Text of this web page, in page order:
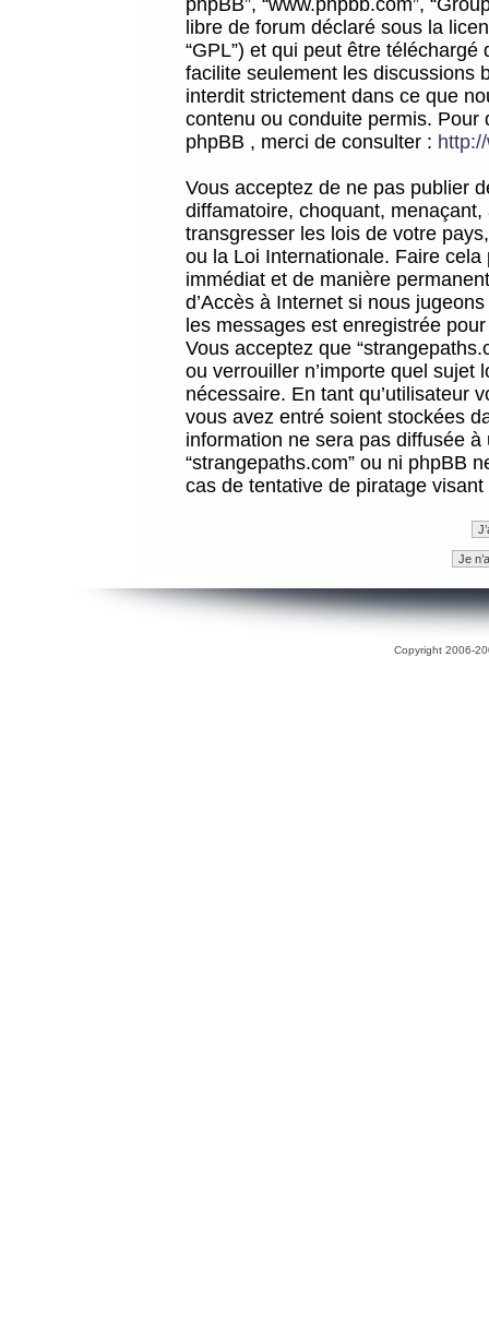
phpBB”, “www.phpbb.com”,
libre de forum déclaré sous la
“GPL”) et qui peut être téléchargé
facilite seulement les discussions
interdit strictement dans ce que
contenu ou conduite permis.
phpBB , merci de consulter :
Vous acceptez de ne pas publier
diffamatoire, choquant,
transgresser les lois de votre
ou la Loi Internationale. Faire
immédiat et de manière
d’Accès à Internet si nous
les messages est enregistrée
Vous acceptez que
ou verrouiller n’importe quel sujet
nécessaire. En tant qu’utilisateur
vous avez entré soient stockées
information ne sera pas diffusée
“strangepaths.com” ou ni phpBB
cas de tentative de piratage
Copyright 2006-